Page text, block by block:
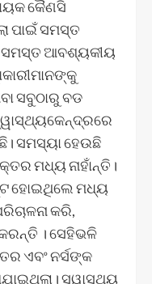
କୈଣସି
ପାଇଁ ସମସ୍ତ
ସମସ୍ତ ଆବଶ୍ୟକୀୟ
ସବୁଠାରୁ ବଡ
ସମସ୍ୟା ହେଉଛି
ମଧ୍ୟ ନାହାଁନ୍ତି।
ହୋଇଥିଲେ ମଧ୍ୟ
କରି,
। ସେହିଭଳି
ଏବଂ ନର୍ସଙ୍କ
ସ୍ୱାସ୍ଥ୍ୟ